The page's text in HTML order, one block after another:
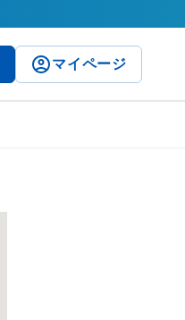
マイページ